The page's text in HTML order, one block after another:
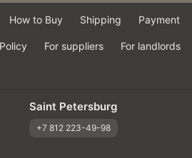
How to Buy Shipping Payment
For suppliers For landlords
Saint Petersburg
+7 812 223-49-98